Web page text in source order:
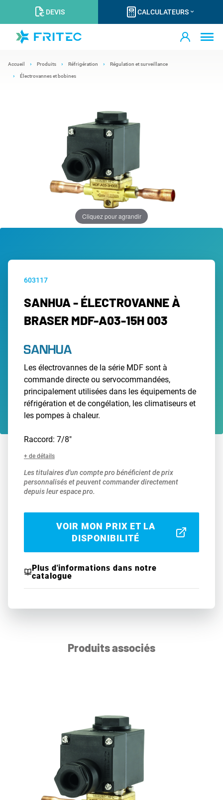
DEVIS CALCULATEURS
Accueil Produits Réfrigération Régulation et surveillance
Électrovannes et bobines
Cliquez pour agrandir
603117
SANHUA - ÉLECTROVANNE À
BRASER MDF-A03-15H 003
Les électrovannes de la série MDF sont à
commande directe ou servocommandées,
principalement utilisées dans les équipements de
réfrigération et de congélation, les climatiseurs et
les pompes à chaleur.
Raccord: 7/8"
+ de détails
Les titulaires d'un compte pro bénéficient de prix
personnalisés et peuvent commander directement
depuis leur espace pro.
VOIR MON PRIX ET LA
DISPONIBILITÉ
Plus d'informations dans notre
catalogue
Produits associés